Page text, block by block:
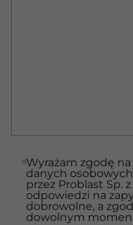
Wyrażam zgodę
danych
przez Problast Sp.
odpowiedzi na
dobrowolne, a
dowolnym